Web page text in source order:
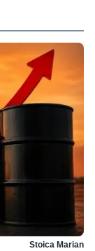
Stoica Marian